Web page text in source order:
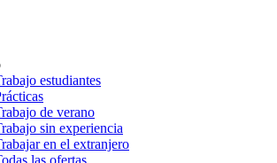
estudiantes
de verano
sin experiencia
en el extranjero
las ofertas